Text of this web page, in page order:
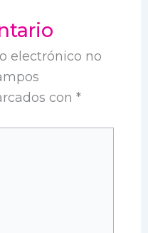
electrónico no
con*